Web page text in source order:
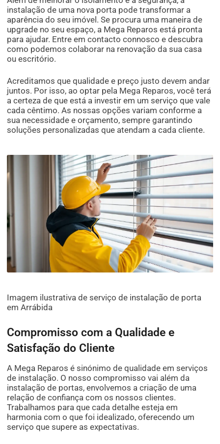
instalação de uma nova porta pode transformar a
aparência do seu imóvel. Se procura uma maneira de
upgrade no seu espaço, a Mega Reparos está pronta
para ajudar. Entre em contacto connosco e descubra
como podemos colaborar na renovação da sua casa
ou escritório.
Acreditamos que qualidade e preço justo devem andar
juntos. Por isso, ao optar pela Mega Reparos, você terá
a certeza de que está a investir em um serviço que vale
cada cêntimo. As nossas opções variam conforme a
sua necessidade e orçamento, sempre garantindo
soluções personalizadas que atendam a cada cliente.
Imagem ilustrativa de serviço de instalação de porta
em Arrábida
Compromisso com a Qualidade e
Satisfação do Cliente
A Mega Reparos é sinónimo de qualidade em serviços
de instalação. O nosso compromisso vai além da
instalação de portas, envolvemos a criação de uma
relação de confiança com os nossos clientes.
Trabalhamos para que cada detalhe esteja em
harmonia com o que foi idealizado, oferecendo um
serviço que supere as expectativas.